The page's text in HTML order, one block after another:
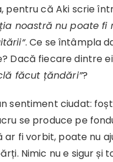
pentru că Aki scrie
noastră nu poate
. Ce se întâmpla
Dacă fiecare dintre
făcut țăndări”?
sentiment ciudat:
se produce pe
ar fi vorbit, poate nu
Nimic nu e sigur și